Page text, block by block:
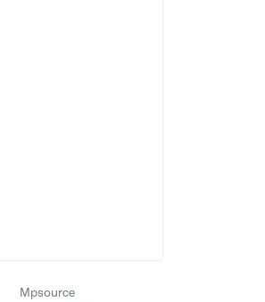
Mpsource